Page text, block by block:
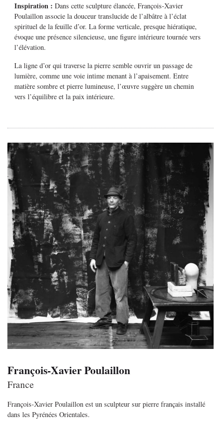
Inspiration :Dans cette sculpture élancée, François‑Xavier
Poulaillon associe la douceur translucide de l’albâtre à l’éclat
spirituel de la feuille d’or. La forme verticale, presque hiératique,
évoque une présence silencieuse, une figure intérieure tournée vers
l’élévation.
La ligne d’or qui traverse la pierre semble ouvrir un passage de
lumière, comme une voie intime menant à l’apaisement. Entre
matière sombre et pierre lumineuse, l’œuvre suggère un chemin
vers l’équilibre et la paix intérieure.
François-Xavier Poulaillon
France
François-Xavier Poulaillon est un sculpteur sur pierre français installé
dans les Pyrénées Orientales.